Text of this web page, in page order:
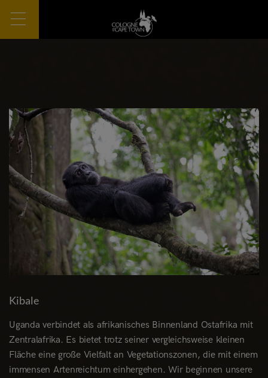
Kibale
Uganda verbindet als afrikanisches Binnenland Ostafrika mit
Zentralafrika. Es bietet trotz seiner vergleichsweise kleinen
Fläche eine große Vielfalt an Vegetationszonen, die mit einem
immensen Artenreichtum einhergehen. Wir beginnen unsere